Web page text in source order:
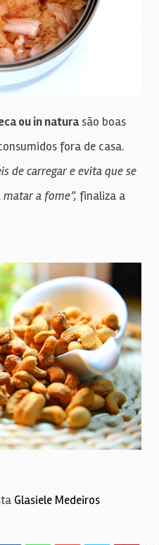
ou in naturasão boas
fora de casa.
de carregar e evita que se
a fome”, finaliza a
Glasiele Medeiros